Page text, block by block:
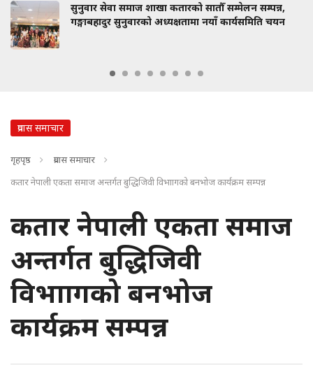
सुनुवार सेवा समाज शाखा कतारको सातौँ सम्मेलन सम्पन्न,
गङ्गाबहादुर सुनुवारको अध्यक्षतामा नयाँ कार्यसमिति चयन
प्रवास समाचार
गृहपृष्ठ
प्रवास समाचार
कतार नेपाली एकता समाज अन्तर्गत बुद्धिजिवी विभाागको बनभोज कार्यक्रम सम्पन्न
कतार नेपाली एकता समाज
अन्तर्गत बुद्धिजिवी
विभाागको बनभोज
कार्यक्रम सम्पन्न